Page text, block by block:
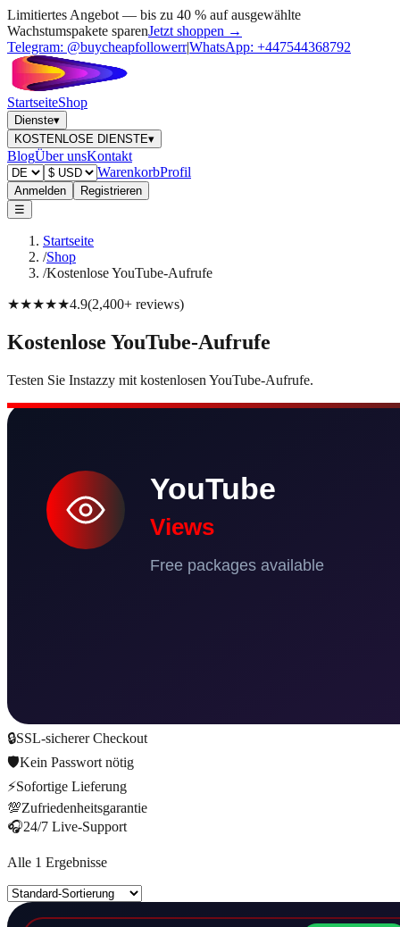
Limitiertes Angebot — bis zu 40 % auf ausgewählte
Wachstumspakete sparenJetzt shoppen →
Telegram: @buycheapfollowerr|WhatsApp: +447544368792
StartseiteShop
Dienste▾
KOSTENLOSE DIENSTE▾
BlogÜber unsKontakt
WarenkorbProfil
Anmelden
Registrieren
☰
Startseite
/Shop
/Kostenlose YouTube-Aufrufe
★★★★★4.9(2,400+ reviews)
Kostenlose YouTube-Aufrufe
Testen Sie Instazzy mit kostenlosen YouTube-Aufrufe.
🔒SSL-sicherer Checkout
🛡️Kein Passwort nötig
⚡Sofortige Lieferung
💯Zufriedenheitsgarantie
🎧24/7 Live-Support
Alle 1 Ergebnisse